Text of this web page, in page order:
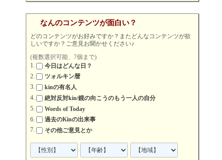
なんのコンテンツが面白い？
どのコンテンツがお好みですか？またどんなコンテンツが欲
しいですか？ご意見お聞かせください♪
(複数選択可能、7個まで)
今日はどんな日？
ツォルキン暦
kinの有名人
絶対反対kin/鏡の向こうのもう一人の自分
Words of Today
過去のKinの出来事
その他ご意見とか